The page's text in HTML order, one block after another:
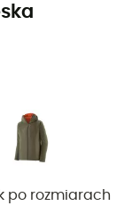
po rozmiarach
wykonana bez
przed
górnej
panele
do
objętości